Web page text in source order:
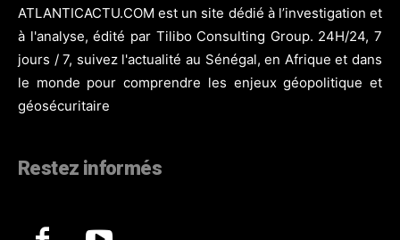
ATLANTICACTU.COM est un site dédié à l’investigation et
à l'analyse, édité par Tilibo Consulting Group. 24H/24, 7
jours / 7, suivez l'actualité au Sénégal, en Afrique et dans
le monde pour comprendre les enjeux géopolitique et
géosécuritaire
Restez informés